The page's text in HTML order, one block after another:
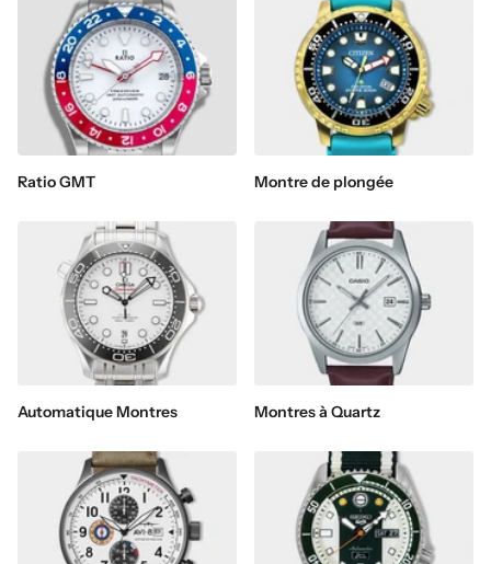
Ratio GMT Montre de plongée
Automatique Montres Montres à Quartz